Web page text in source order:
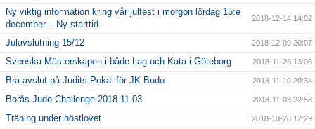
Ny viktig information kring vår julfest i morgon lördag 15:e
december – Ny starttid
2018-12-14 14:02
Julavslutning 15/12 2018-12-09 20:07
Svenska Mästerskapen i både Lag och Kata i Göteborg 2018-11-26 13:06
Bra avslut på Judits Pokal för JK Budo 2018-11-10 20:34
Borås Judo Challenge 2018-11-03 2018-11-03 22:58
Träning under höstlovet 2018-10-28 12:29